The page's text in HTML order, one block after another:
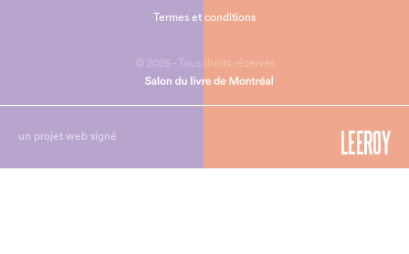
© 2026 - Tous droits réservés
Termes et conditions
un projet web signé